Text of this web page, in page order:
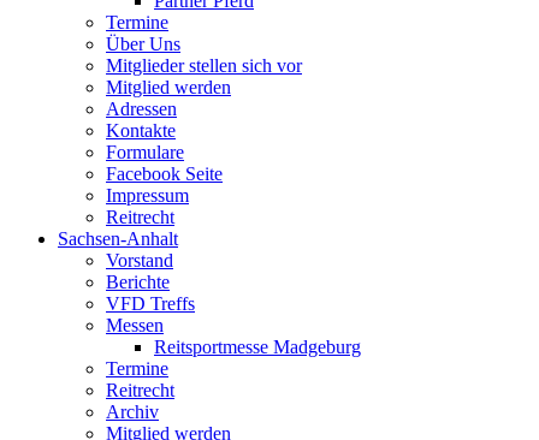
Termine
Über Uns
Mitglieder stellen sich vor
Mitglied werden
Adressen
Kontakte
Formulare
Facebook Seite
Impressum
Reitrecht
Sachsen-Anhalt
Vorstand
Berichte
VFD Treffs
Messen
Reitsportmesse Madgeburg
Termine
Reitrecht
Archiv
Mitglied werden